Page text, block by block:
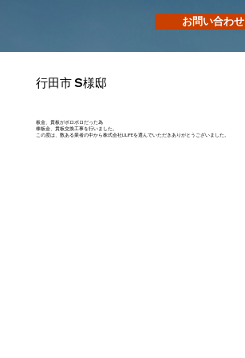
お問い合わせ
行田市 S様邸
板金、貫板がボロボロだった為
棟板金、貫板交換工事を行いました。
この度は、数ある業者の中から株式会社LILIFEを選んでいただきありがとうございました。